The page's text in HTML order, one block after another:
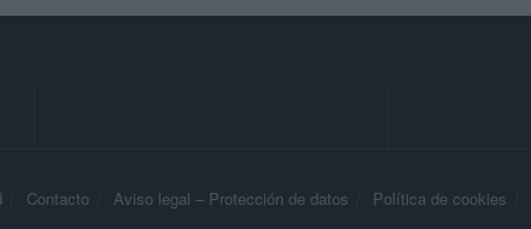
Contacto Aviso legal – Protección de datos Política de cookies